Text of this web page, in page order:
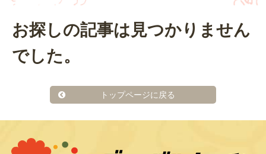
お探しの記事は見つかりません
でした。
トップページに戻る